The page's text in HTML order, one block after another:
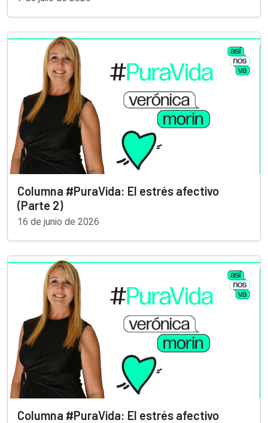
Columna #PuraVida: El estrés afectivo
(Parte 2)
16 de junio de 2026
Columna #PuraVida: El estrés afectivo